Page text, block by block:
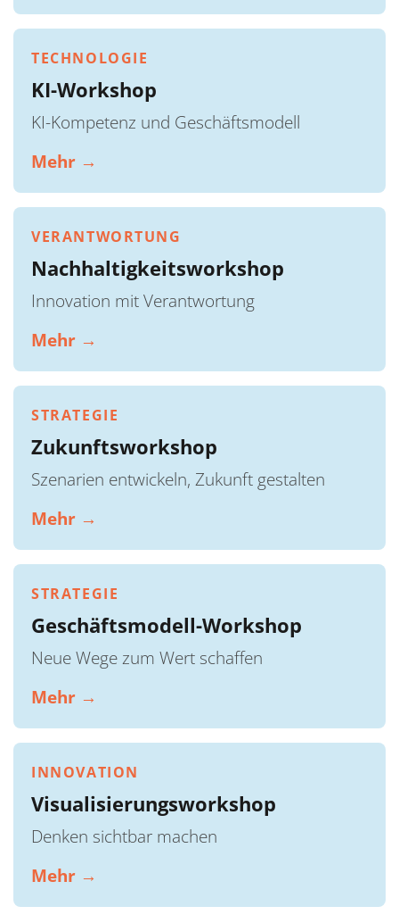
TECHNOLOGIE
KI-Workshop
KI-Kompetenz und Geschäftsmodell
Mehr →
VERANTWORTUNG
Nachhaltigkeitsworkshop
Innovation mit Verantwortung
Mehr →
STRATEGIE
Zukunftsworkshop
Szenarien entwickeln, Zukunft gestalten
Mehr →
STRATEGIE
Geschäftsmodell-Workshop
Neue Wege zum Wert schaffen
Mehr →
INNOVATION
Visualisierungsworkshop
Denken sichtbar machen
Mehr →